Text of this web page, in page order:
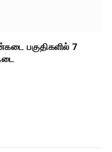
பகுதிகளில் 7